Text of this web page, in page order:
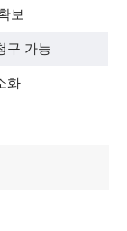
보
구 가능
화